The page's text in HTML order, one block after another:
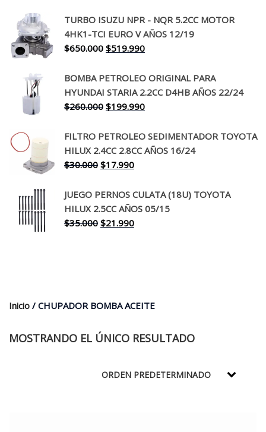
original
era:
$130.000.
actual
es:
$94.990.
TURBO ISUZU NPR - NQR 5.2CC MOTOR
4HK1-TCI EURO V AÑOS 12/19
$650.000 El
original
era:
$650.000.
$519.990El
actual
es:
$519.990.
BOMBA PETROLEO ORIGINAL PARA
HYUNDAI STARIA 2.2CC D4HB AÑOS 22/24
$260.000 El
original
era:
$260.000.
$199.990El
actual
es:
FILTRO PETROLEO SEDIMENTADOR TOYOTA
HILUX 2.4CC 2.8CC AÑOS 16/24
$30.000 El
original
era:
$30.000.
$17.990El
actual
es:
$17.990.
JUEGO PERNOS CULATA (18U) TOYOTA
HILUX 2.5CC AÑOS 05/15
$35.000 El
$21.990El
Inicio / CHUPADOR BOMBA ACEITE
MOSTRANDO EL ÚNICO RESULTADO